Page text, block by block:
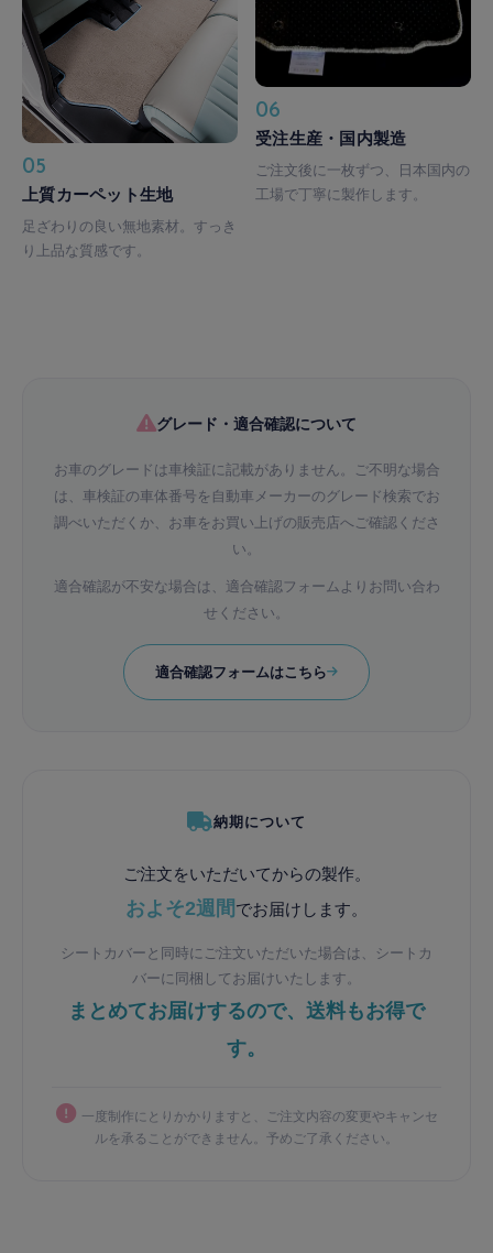
05
上質カーペット生地
足ざわりの良い無地素材。すっき
り上品な質感です。
06
受注生産・国内製造
ご注文後に一枚ずつ、日本国内の
工場で丁寧に製作します。
グレード・適合確認について
お車のグレードは車検証に記載がありません。ご不明な場合
は、車検証の車体番号を自動車メーカーのグレード検索でお
調べいただくか、お車をお買い上げの販売店へご確認くださ
い。
適合確認が不安な場合は、適合確認フォームよりお問い合わ
せください。
適合確認フォームはこちら
納期について
ご注文をいただいてからの製作。
およそ2週間でお届けします。
シートカバーと同時にご注文いただいた場合は、シートカ
バーに同梱してお届けいたします。
まとめてお届けするので、送料もお得で
す。
一度制作にとりかかりますと、ご注文内容の変更やキャンセ
ルを承ることができません。予めご了承ください。